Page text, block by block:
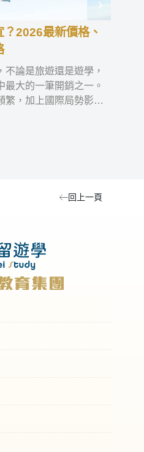
2026最新價格、
論是旅遊還是遊學，
大的一筆開銷之一。
繁，加上國際局勢影響
回上一頁